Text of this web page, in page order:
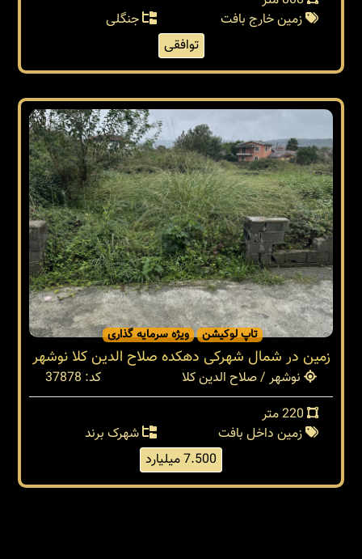
زمین خارج بافت
جنگلی
توافقی
تاپ لوکیشن ویژه سرمایه گذاری
زمین در شمال شهرکی دهکده صلاح الدین کلا نوشهر
نوشهر / صلاح الدین کلا
کد: 37878
زمین داخل بافت
شهرک برند
7.500 میلیارد